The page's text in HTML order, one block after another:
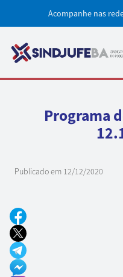
Acompanhe nas
Programa
Publicado em 12/12/2020